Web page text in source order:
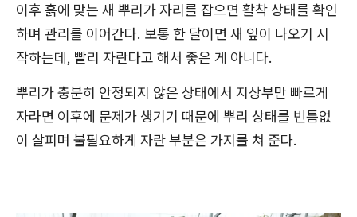
이후 흙에 맞는 새 뿌리가 자리를 잡으면 활착 상태를 확인
하며 관리를 이어간다. 보통 한 달이면 새 잎이 나오기 시
작하는데, 빨리 자란다고 해서 좋은 게 아니다.
뿌리가 충분히 안정되지 않은 상태에서 지상부만 빠르게
자라면 이후에 문제가 생기기 때문에 뿌리 상태를 빈틈없
이 살피며 불필요하게 자란 부분은 가지를 쳐 준다.